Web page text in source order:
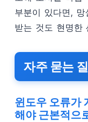
부분이 있다면,
받는 것도 현명한
자주 묻는
윈도우 오류가
해야 근본적으